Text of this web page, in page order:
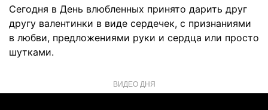
Сегодня в День влюбленных принято дарить друг
другу валентинки в виде сердечек, с признаниями
в любви, предложениями руки и сердца или просто
шутками.
ВИДЕО ДНЯ